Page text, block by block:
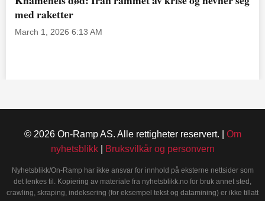
med raketter
March 1, 2026 6:13 AM
© 2026 On-Ramp AS. Alle rettigheter reservert. | Om
nyhetsblikk| Bruksvilkår og personvern
Nyhetsblikk/On-Ramp har ikke ansvar for innhold på eksterne nettsider som
det lenkes til. Kopiering av materiale fra nyhetsblikk.no for bruk annet sted,
crawling, skraping, indeksering (for eksempel tekst og datamining) er ikke tillatt